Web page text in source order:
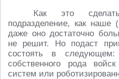
Как это
подразделение, как наше
даже оно достаточно
не решит. Но подаст
состоять в следующем:
собственного рода
систем или